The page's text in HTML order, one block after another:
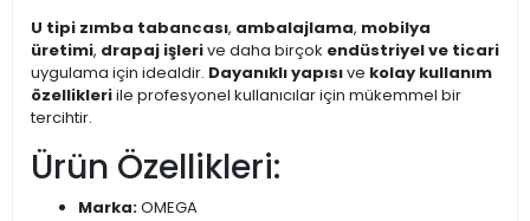
U tipi zımba tabancası, ambalajlama, mobilya
üretimi, drapaj işlerive daha birçok endüstriyel ve ticari
uygulama için idealdir. Dayanıklı yapısıve kolay kullanım
özellikleriile profesyonel kullanıcılar için mükemmel bir
tercihtir.
Ürün Özellikleri:
Marka:OMEGA